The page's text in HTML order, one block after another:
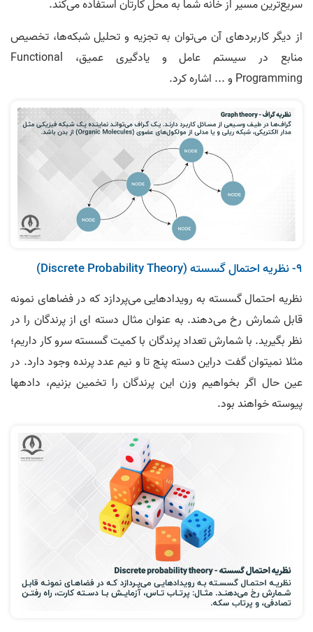
سریع‌ترین مسیر از خانه شما به محل کارتان استفاده می‌کند.
از دیگر کاربردهای آن می‌توان به تجزیه و تحلیل شبکه‌ها، تخصیص
منابع در سیستم عامل و یادگیری عمیق، Functional
Programming و ... اشاره کرد.
9- نظریه احتمال گسسته (Discrete Probability Theory)
نظریه احتمال گسسته به رویدادهایی می‌پردازد که در فضاهای نمونه
قابل شمارش رخ می‌دهند.‌ به عنوان مثال دسته ای از پرندگان را در
نظر بگیرید. با شمارش تعداد پرندگان با کمیت گسسته سرو کار داریم؛
مثلا نمی­توان گفت دراین دسته پنج تا و نیم عدد پرنده وجود دارد. در
عین حال اگر بخواهیم وزن این پرندگان را تخمین بزنیم،‌ داده­ها
پیوسته خواهند بود.